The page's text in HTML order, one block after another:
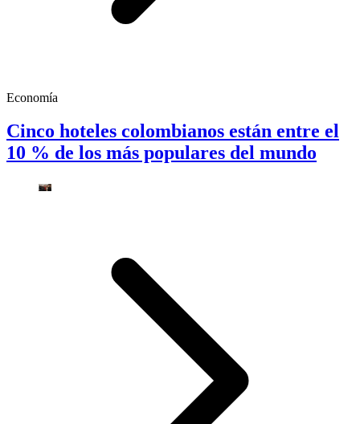
Economía
Cinco hoteles colombianos están entre el
10 % de los más populares del mundo